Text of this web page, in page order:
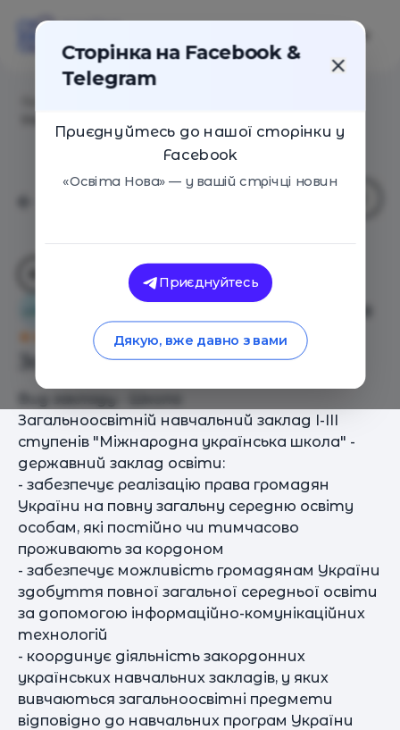
Міжнародна Українська Школа
Оцінка 5 - 4 голоси
Загальний опис
Загальноосвітній навчальний заклад І-ІІІ
ступенів "Міжнародна українська школа" -
державний заклад освіти:
- забезпечує реалізацію права громадян
України на повну загальну середню освіту
особам, які постійно чи тимчасово
проживають за кордоном
- забезпечує можливість громадянам України
здобуття повної загальної середньої освіти
за допомогою інформаційно-комунікаційних
технологій
- координує діяльність закордонних
українських навчальних закладів, у яких
вивчаються загальноосвітні предмети
відповідно до навчальних програм України
Сторінка на Facebook &
Telegram
Приєднуйтесь до нашої сторінки у
Facebook
«Освіта Нова» — у вашій стрічці новин
Приєднуйтесь
Дякую, вже давно з вами